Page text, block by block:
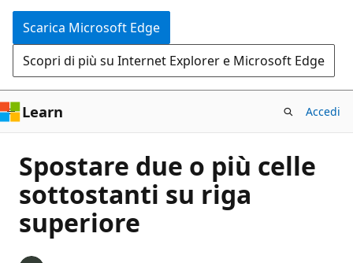
Scarica Microsoft Edge
Scopri di più su Internet Explorer e Microsoft Edge
Learn Accedi
Spostare due o più celle
sottostanti su riga
superiore